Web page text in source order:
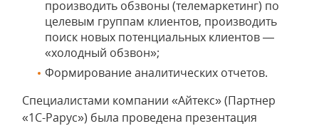
производить обзвоны (телемаркетинг) по
целевым группам клиентов, производить
поиск новых потенциальных клиентов —
«холодный обзвон»;
Формирование аналитических отчетов.
Специалистами компании «Айтекс» (Партнер
«1С-Рарус») была проведена презентация